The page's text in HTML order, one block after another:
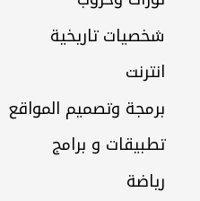
شخصيات تاريخية
انترنت
برمجة وتصميم المواقع
تطبيقات و برامج
رياضة